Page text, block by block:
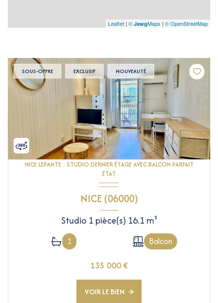
Leaflet | © JawgMaps | © OpenStreetMap
SOUS-OFFRE EXCLUSIF NOUVEAUTÉ
NICE LEPANTE : STUDIO DERNIER ÉTAGE AVEC BALCON PARFAIT
ÉTAT
NICE (06000)
Studio 1 pièce(s) 16.1 m²
1 Balcon
135 000 €
VOIR LE BIEN